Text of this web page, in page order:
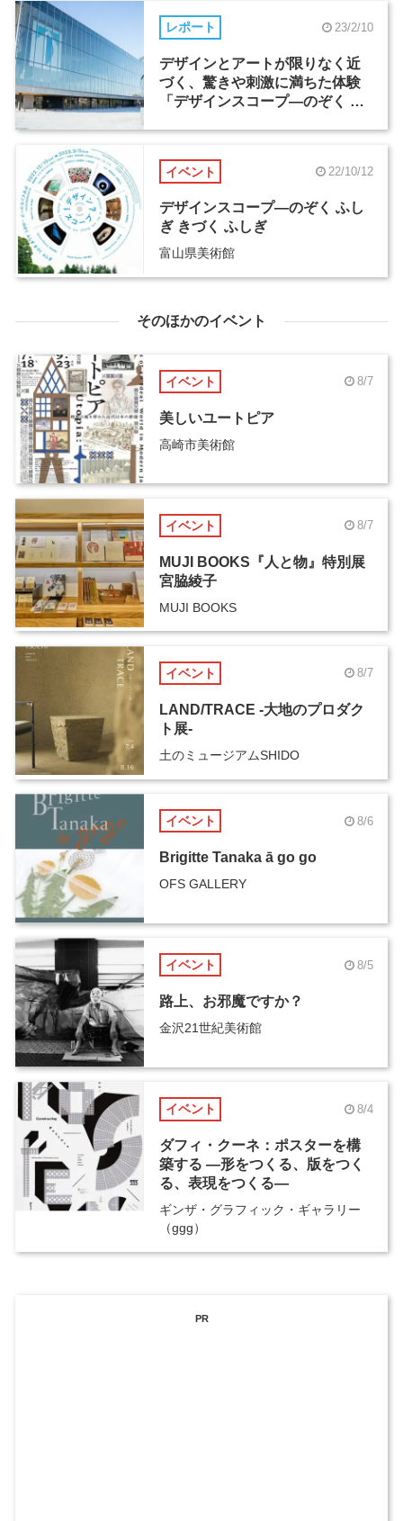
レポート 23/2/10
デザインとアートが限りなく近
づく、驚きや刺激に満ちた体験
「デザインスコープ―のぞく ふ
イベント 22/10/12
デザインスコープ―のぞく ふし
ぎ きづく ふしぎ
富山県美術館
そのほかのイベント
イベント 8/7
美しいユートピア
高崎市美術館
イベント 8/7
MUJI BOOKS『人と物』特別展
宮脇綾子
MUJI BOOKS
イベント 8/7
LAND/TRACE -大地のプロダク
ト展-
土のミュージアムSHIDO
イベント 8/6
Brigitte Tanaka ā go go
OFS GALLERY
イベント 8/5
路上、お邪魔ですか？
金沢21世紀美術館
イベント 8/4
ダフィ・クーネ：ポスターを構
築する ―形をつくる、版をつく
る、表現をつくる―
ギンザ・グラフィック・ギャラリー
（ggg）
PR